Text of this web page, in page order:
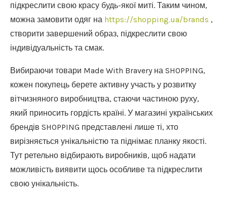
підкреслити свою красу будь-якої миті. Таким чином,
можна замовити одяг на https://shopping.ua/brands ,
створити завершений образ, підкреслити свою
індивідуальність та смак.
Вибираючи товари Made With Bravery на SHOPPING,
кожен покупець берете активну участь у розвитку
вітчизняного виробництва, стаючи частиною руху,
який приносить гордість країні. У магазині українських
брендів SHOPPING представлені лише ті, хто
вирізняється унікальністю та піднімає планку якості.
Тут ретельно відбирають виробників, щоб надати
можливість виявити щось особливе та підкреслити
свою унікальність.